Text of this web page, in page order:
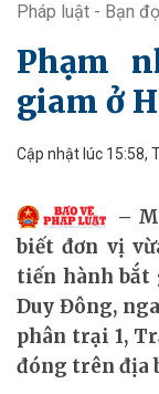
Pháp luật - Bạn
Phạm
giam ở
Cập nhật lúc 15:58,
biết đơn vị
tiến hành bắt
Duy Đông,
phân trại 1,
đóng trên địa